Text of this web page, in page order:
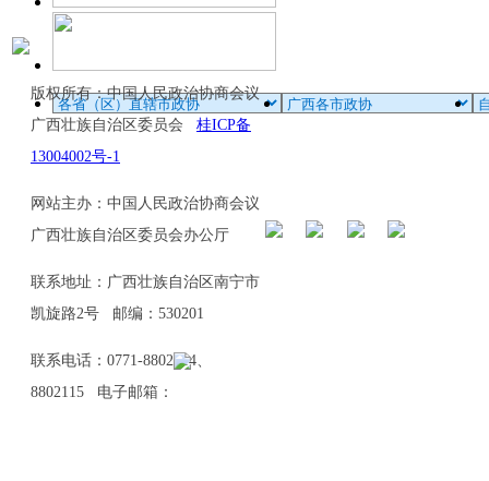
版权所有：中国人民政治协商会议
广西壮族自治区委员会 桂ICP备
13004002号-1
网站主办：中国人民政治协商会议
广西壮族自治区委员会办公厅
联系地址：广西壮族自治区南宁市
凯旋路2号 邮编：530201
联系电话：0771-8802114、
8802115 电子邮箱：